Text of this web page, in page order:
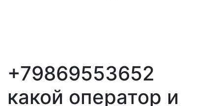
+79869553652
какой оператор и